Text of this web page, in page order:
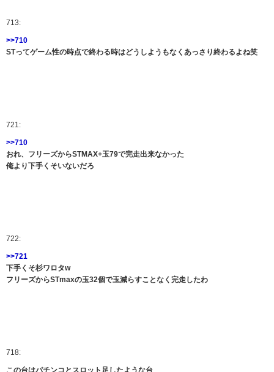
713:
>>710
STってゲーム性の時点で終わる時はどうしようもなくあっさり終わるよね笑
721:
>>710
おれ、フリーズからSTMAX+玉79で完走出来なかった
俺より下手くそいないだろ
722:
>>721
下手くそ杉ワロタw
フリーズからSTmaxの玉32個で玉減らすことなく完走したわ
718:
この台はパチンコとスロット足したような台